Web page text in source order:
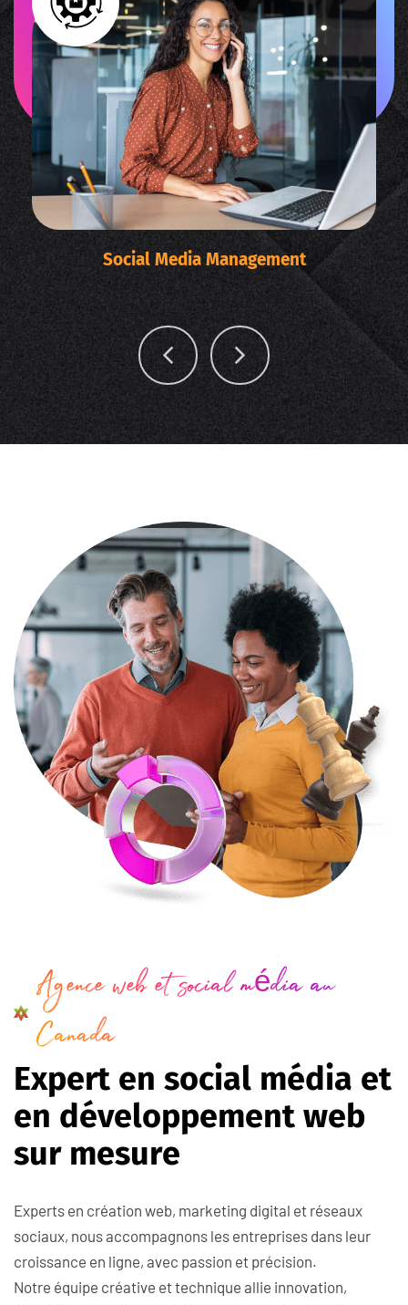
Social Media Management
Agence web et social média au
Canada
Expert en social média et
en développement web
sur mesure
Experts en création web, marketing digital et réseaux
sociaux, nous accompagnons les entreprises dans leur
croissance en ligne, avec passion et précision.
Notre équipe créative et technique allie innovation,